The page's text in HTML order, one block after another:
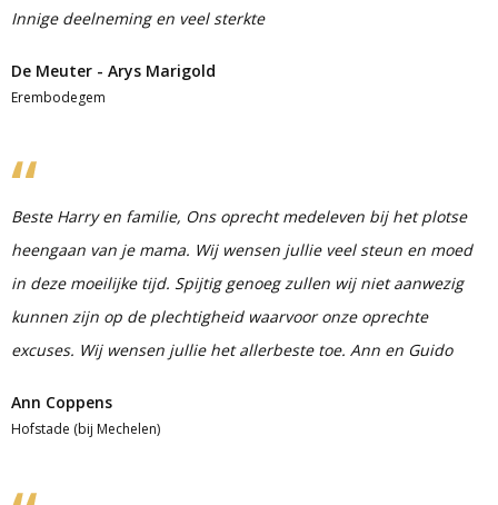
Innige deelneming en veel sterkte
De Meuter - Arys Marigold
Erembodegem
Beste Harry en familie, Ons oprecht medeleven bij het plotse
heengaan van je mama. Wij wensen jullie veel steun en moed
in deze moeilijke tijd. Spijtig genoeg zullen wij niet aanwezig
kunnen zijn op de plechtigheid waarvoor onze oprechte
excuses. Wij wensen jullie het allerbeste toe. Ann en Guido
Ann Coppens
Hofstade (bij Mechelen)